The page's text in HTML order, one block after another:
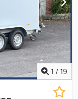
1 / 19